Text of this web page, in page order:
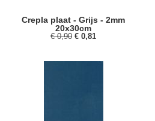
Crepla plaat - Grijs - 2mm
20x30cm
€ 0,90 € 0,81